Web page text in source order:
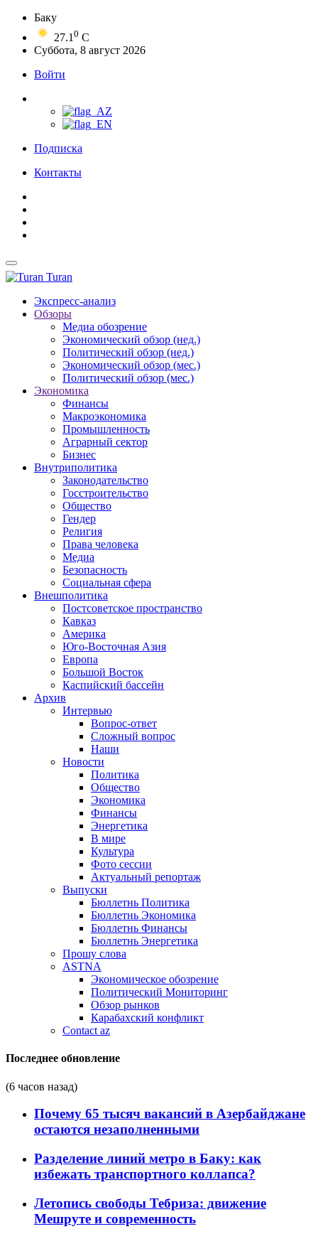
Баку
27.1 0 C
Суббота, 8 август 2026
Войти
Подписка
Контакты
Turan
Экспресс-анализ
Обзоры
Медиа обозрение
Экономический обзор (нед.)
Политический обзор (нед.)
Экономический обзор (мес.)
Политический обзор (мес.)
Экономика
Финансы
Макроэкономика
Промышленность
Аграрный сектор
Бизнес
Внутриполитика
Законодательство
Госстроительство
Общество
Гендер
Религия
Права человека
Медиа
Безопасность
Социальная сфера
Внешполитика
Постсоветское пространство
Кавказ
Америка
Юго-Восточная Азия
Европа
Большой Восток
Каспийский бассейн
Архив
Интервью
Вопрос-ответ
Сложный вопрос
Наши
Новости
Политика
Общество
Экономика
Финансы
Энергетика
В мире
Культура
Фото сессии
Актуальный репортаж
Выпуски
Бюллетнь Политика
Бюллетнь Экономика
Бюллетнь Финансы
Бюллетнь Энергетика
Прошу слова
ASTNA
Экономическое обозрение
Политический Мониторинг
Обзор рынков
Карабахский конфликт
Contact az
Последнее обновление
(6 часов назад)
Почему 65 тысяч вакансий в Азербайджане
остаются незаполненными
Разделение линий метро в Баку: как
избежать транспортного коллапса?
Летопись свободы Тебриза: движение
Мешруте и современность